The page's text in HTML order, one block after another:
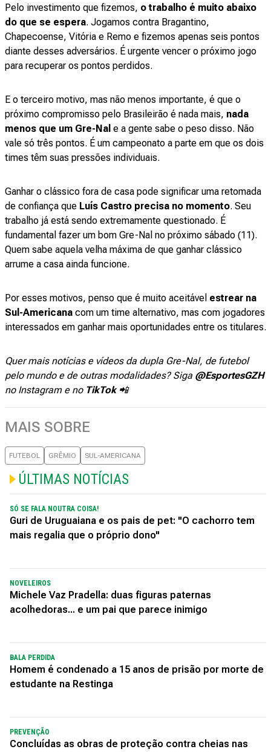
Pelo investimento que fizemos, o trabalho é muito abaixo
do que se espera. Jogamos contra Bragantino,
Chapecoense, Vitória e Remo e fizemos apenas seis pontos
diante desses adversários. É urgente vencer o próximo jogo
para recuperar os pontos perdidos.
E o terceiro motivo, mas não menos importante, é que o
próximo compromisso pelo Brasileirão é nada mais, nada
menos que um Gre-Nal e a gente sabe o peso disso. Não
vale só três pontos. É um campeonato a parte em que os dois
times têm suas pressões individuais.
Ganhar o clássico fora de casa pode significar uma retomada
de confiança que Luís Castro precisa no momento. Seu
trabalho já está sendo extremamente questionado. É
fundamental fazer um bom Gre-Nal no próximo sábado (11).
Quem sabe aquela velha máxima de que ganhar clássico
arrume a casa ainda funcione.
Por esses motivos, penso que é muito aceitável estrear na
Sul-Americana com um time alternativo, mas com jogadores
interessados em ganhar mais oportunidades entre os titulares.
Quer mais notícias e vídeos da dupla Gre-Nal, de futebol
pelo mundo e de outras modalidades? Siga @EsportesGZH
no Instagram e noTikTok📲
MAIS SOBRE
FUTEBOL GRÊMIO SUL-AMERICANA
ÚLTIMAS NOTÍCIAS
SÓ SE FALA NOUTRA COISA!
Guri de Uruguaiana e os pais de pet: "O cachorro tem
mais regalia que o próprio dono"
NOVELEIROS
Michele Vaz Pradella: duas figuras paternas
acolhedoras... e um pai que parece inimigo
BALA PERDIDA
Homem é condenado a 15 anos de prisão por morte de
estudante na Restinga
PREVENÇÃO
Concluídas as obras de proteção contra cheias nas